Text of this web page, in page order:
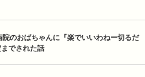
のおばちゃんに『楽でいいわねー切るだ
でされた話